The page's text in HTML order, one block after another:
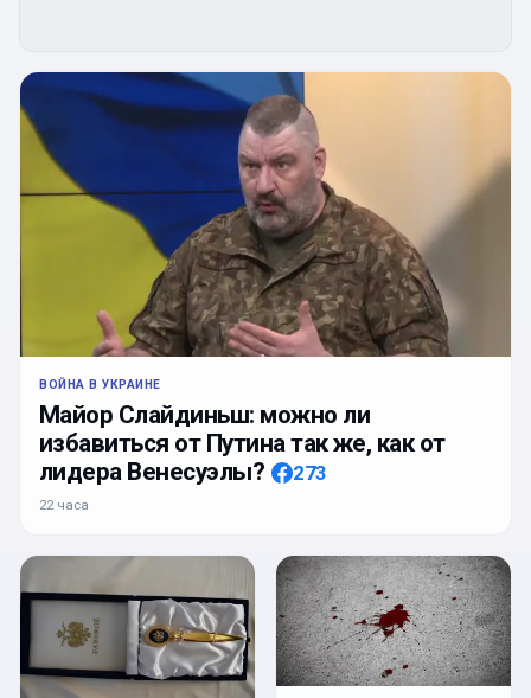
ВОЙНА В УКРАИНЕ
Майор Слайдиньш: можно ли
избавиться от Путина так же, как от
лидера Венесуэлы?
273
22 часа